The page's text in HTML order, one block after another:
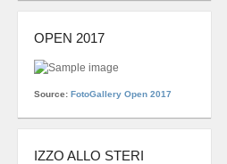
OPEN 2017
Source: FotoGallery Open 2017
IZZO ALLO STERI